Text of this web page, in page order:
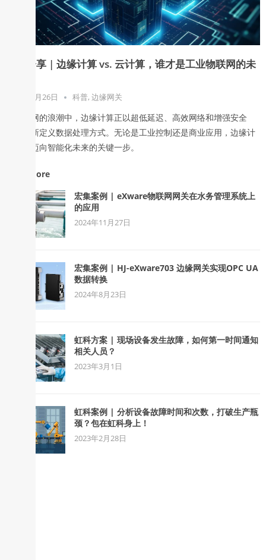
宏集分享 | 边缘计算 vs. 云计算，谁才是工业物联网的未
2025年3月26日 科普, 边缘网关
在物联网的浪潮中，边缘计算正以超低延迟、高效网络和增强安全
性，重新定义数据处理方式。无论是工业控制还是商业应用，边缘计
算都是迈向智能化未来的关键一步。
Read More
宏集案例 | eXware物联网网关在水务管理系统上
的应用
2024年11月27日
宏集案例 | HJ-eXware703 边缘网关实现OPC UA
数据转换
2024年8月23日
虹科方案 | 现场设备发生故障，如何第一时间通知
相关人员？
2023年3月1日
虹科案例 | 分析设备故障时间和次数，打破生产瓶
颈？包在虹科身上！
2023年2月28日